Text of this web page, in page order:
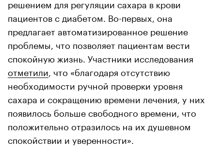
решением для регуляции сахара в крови
пациентов с диабетом. Во-первых, она
предлагает автоматизированное решение
проблемы, что позволяет пациентам вести
спокойную жизнь. Участники исследования
отметили , что «благодаря отсутствию
необходимости ручной проверки уровня
сахара и сокращению времени лечения, у них
появилось больше свободного времени, что
положительно отразилось на их душевном
спокойствии и уверенности».